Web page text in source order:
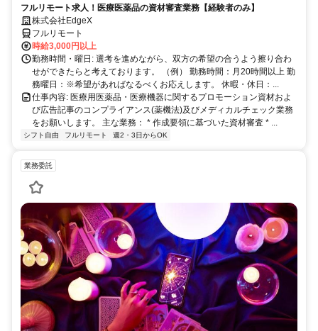
フルリモート求人！医療医薬品の資材審査業務【経験者のみ】
株式会社EdgeX
フルリモート
時給3,000円以上
勤務時間・曜日: 選考を進めながら、双方の希望の合うよう擦り合わ
せができたらと考えております。 （例） 勤務時間：月20時間以上 勤
務曜日：※希望があればなるべくお応えします。 休暇・休日：...
仕事内容: 医療用医薬品・医療機器に関するプロモーション資材およ
び広告記事のコンプライアンス(薬機法)及びメディカルチェック業務
をお願いします。 主な業務： * 作成要領に基づいた資材審査 * ...
シフト自由 フルリモート 週2・3日からOK
業務委託